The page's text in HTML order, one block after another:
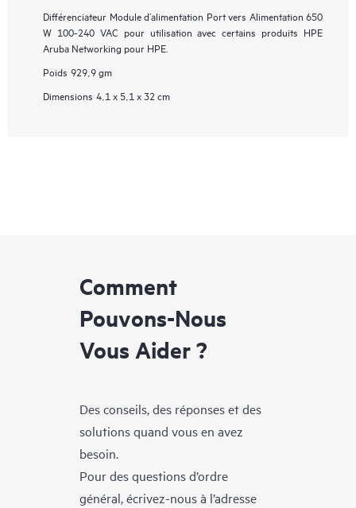
Différenciateur Module d’alimentation Port vers Alimentation 650
W 100-240 VAC pour utilisation avec certains produits HPE
Aruba Networking pour HPE.
Poids 929,9 gm
Dimensions 4,1 x 5,1 x 32 cm
Comment
Pouvons-Nous
Vous Aider ?
Des conseils, des réponses et des
solutions quand vous en avez
besoin.
Pour des questions d’ordre
général, écrivez-nous à l’adresse